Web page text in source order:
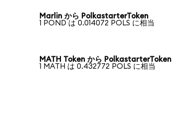
Marlin から PolkastarterToken
1 POND は 0.014072 POLS に相当
MATH Token から PolkastarterToken
1 MATH は 0.432772 POLS に相当